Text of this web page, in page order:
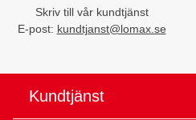
Skriv till vår kundtjänst
E-post: kundtjanst@lomax.se
Kundtjänst